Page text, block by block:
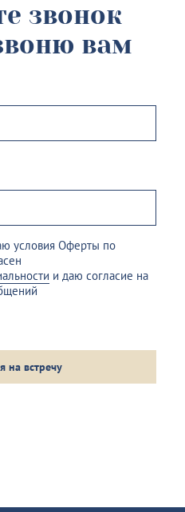
звонок
вам
условия Оферты по
и даю согласие на